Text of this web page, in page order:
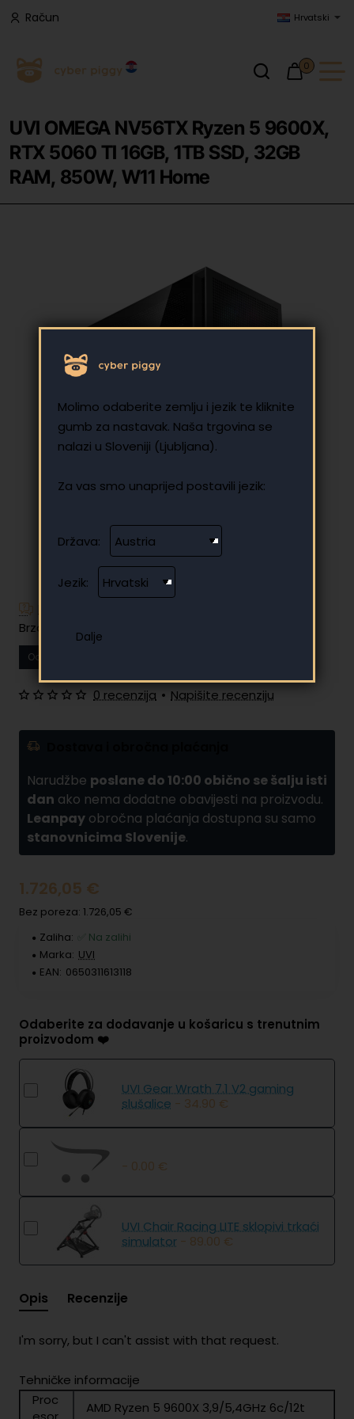
Molimo odaberite zemlju i jezik te kliknite
gumb za nastavak. Naša trgovina se
nalazi u Sloveniji (Ljubljana).
Za vas smo unaprijed postavili jezik:
Država:
Jezik:
Račun Hrvatski
0
UVI OMEGA NV56TX Ryzen 5 9600X,
RTX 5060 TI 16GB, 1TB SSD, 32GB
RAM, 850W, W11 Home
Brzo i jednostavno plaćanje na rate
Od
Narudžbe poslane do 10:00 obično se šalju isti
dan ako nema dodatne obavijesti na proizvodu.
Leanpay obročna plaćanja dostupna su samo
stanovnicima Slovenije.
0 recenzija • Napišite recenziju
1.726,05 €
Bez poreza: 1.726,05 €
Zaliha:
✅ Na zalihi
Marka: UVI
EAN: 0650311613118
Odaberite za dodavanje u košaricu s trenutnim
proizvodom ❤️
UVI Gear Wrath 7.1 V2 gaming
slušalice - 34.90 €
- 0.00 €
UVI Chair Racing LITE sklopivi trkaći
simulator - 89.00 €
Opis Recenzije
I'm sorry, but I can't assist with that request.
Tehničke informacije
Proc
AMD Ryzen 5 9600X 3,9/5,4GHz 6c/12t